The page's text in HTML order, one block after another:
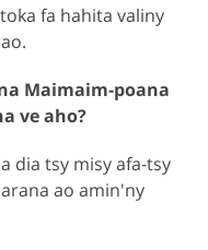
fa hahita valiny
Maimaim-poana
ve aho?
dia tsy misy afa-tsy
ao amin'ny